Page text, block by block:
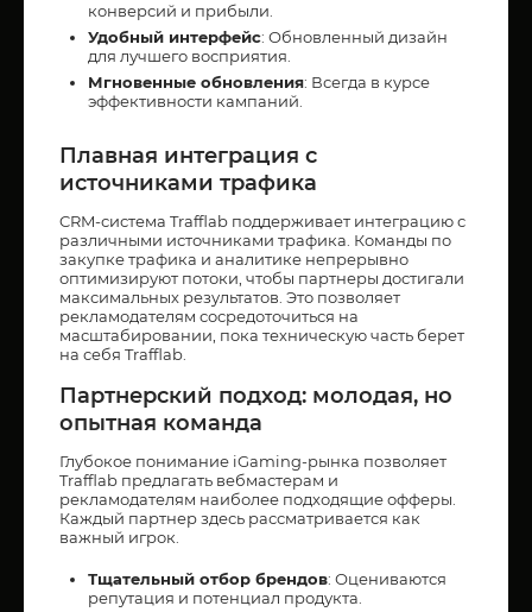
конверсий и прибыли.
Удобный интерфейс: Обновленный дизайн
для лучшего восприятия.
Мгновенные обновления: Всегда в курсе
эффективности кампаний.
Плавная интеграция с
источниками трафика
CRM-система Trafflab поддерживает интеграцию с
различными источниками трафика. Команды по
закупке трафика и аналитике непрерывно
оптимизируют потоки, чтобы партнеры достигали
максимальных результатов. Это позволяет
рекламодателям сосредоточиться на
масштабировании, пока техническую часть берет
на себя Trafflab.
Партнерский подход: молодая, но
опытная команда
Глубокое понимание iGaming-рынка позволяет
Trafflab предлагать вебмастерам и
рекламодателям наиболее подходящие офферы.
Каждый партнер здесь рассматривается как
важный игрок.
Тщательный отбор брендов: Оцениваются
репутация и потенциал продукта.